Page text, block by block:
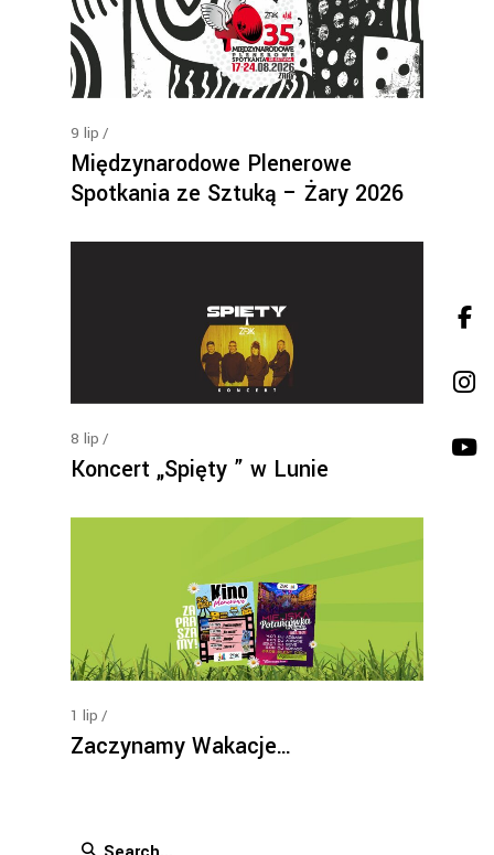
9 lip
Międzynarodowe Plenerowe
Spotkania ze Sztuką – Żary 2026
8 lip
Koncert „Spięty ” w Lunie
1 lip
Zaczynamy Wakacje…
Search